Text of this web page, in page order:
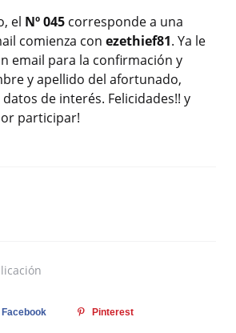
el Nº 045 corresponde a una
comienza con ezethief81. Ya le
email para la confirmación y
y apellido del afortunado,
de interés. Felicidades!! y
participar!
Facebook Pinterest